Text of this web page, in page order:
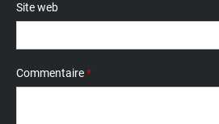
Site web
Commentaire*